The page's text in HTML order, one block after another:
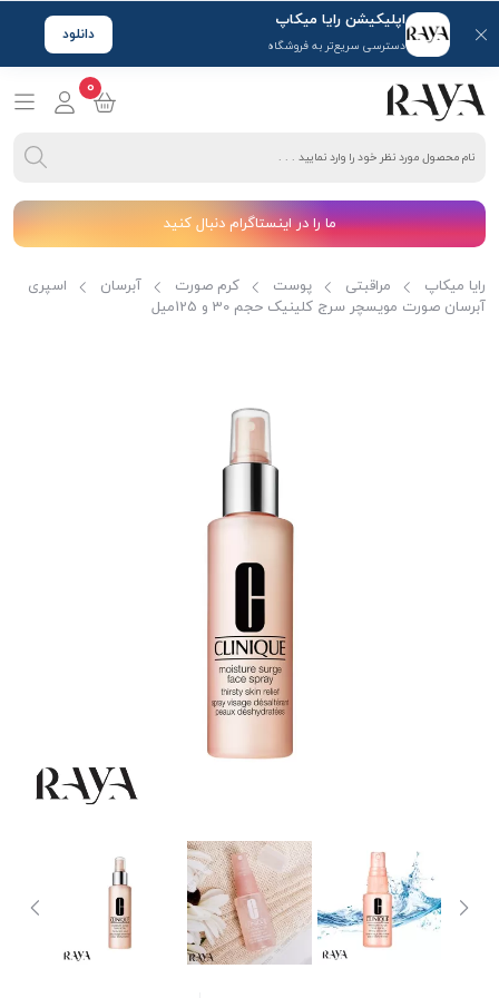
اپلیکیشن رایا میکاپ
دسترسی سریع‌تر به فروشگاه
دانلود
0
ما را در اینستاگرام دنبال کنید
رایا میکاپ مراقبتی پوست کرم صورت آبرسان
اسپری
آبرسان صورت مویسچر سرج کلینیک حجم 30 و 125میل